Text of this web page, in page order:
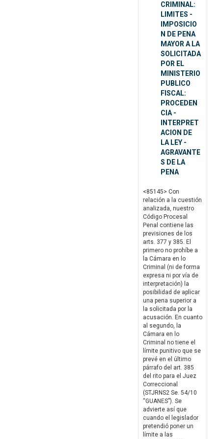
CRIMINAL:
LIMITES -
IMPOSICIO
N DE PENA
MAYOR A LA
SOLICITADA
POR EL
MINISTERIO
PUBLICO
FISCAL:
PROCEDEN
CIA -
INTERPRET
ACION DE
LA LEY -
AGRAVANTE
S DE LA
PENA
<85145> Con
relación a la cuestión
analizada, nuestro
Código Procesal
Penal contiene las
previsiones de los
arts. 377 y 385. El
primero no prohíbe a
la Cámara en lo
Criminal (ni de forma
expresa ni por vía de
interpretación) la
posibilidad de aplicar
una pena superior a
la solicitada por la
acusación. En cuanto
al segundo, la
Cámara en lo
Criminal no tiene el
límite punitivo que se
prevé en el último
párrafo del art. 385
del rito para el Juez
Correccional
(STJRNS2 Se. 54/10
“GUANES”). Se
advierte así que
cuando el legislador
pretendió poner un
límite a las